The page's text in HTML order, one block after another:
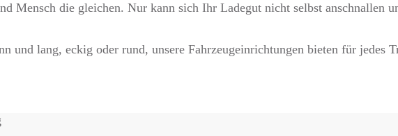
Mensch die gleichen. Nur kann sich Ihr Ladegut nicht selbst anschnallen
und lang, eckig oder rund, unsere Fahrzeugeinrichtungen bieten für jedes